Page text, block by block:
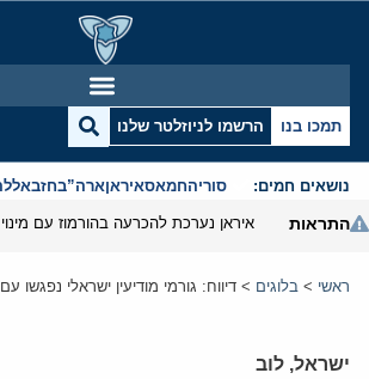
תמכו בנו הרשמו לניוזלטר שלנו
נושאים חמים: סוריהחמאסאיראןארה”ב
התראות
ראשי > בלוגים > דיווח: גורמי מודיעין ישראלי נפגשו
ישראל, לוב